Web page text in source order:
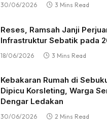
30/06/2026 3 Mins Read
Reses, Ramsah Janji
Infrastruktur Sebatik pada
18/06/2026 3 Mins Read
Kebakaran Rumah di
Dipicu Korsleting, Warga
Dengar Ledakan
30/06/2026 2 Mins Read